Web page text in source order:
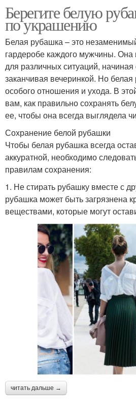
Берегите белую
по украшению
Белая рубашка – это
гардеробе каждого мужчины. Она
для различных ситуаций, начиная
заканчивая вечеринкой. Но белая
особого отношения и ухода. В
вам, как правильно сохранять
ее, чтобы она всегда выглядела
Сохранение белой рубашки
Чтобы белая рубашка всегда
аккуратной, необходимо
правилам сохранения:
1. Не стирать рубашку вместе с
рубашка может быть загрязнена
веществами, которые могут
читать дальше →